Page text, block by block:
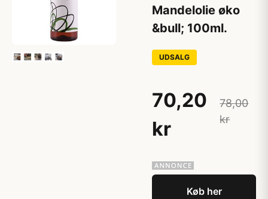
Mandelolie øko
&bull; 100ml.
UDSALG
70,20
kr
78,00
kr
Køb her